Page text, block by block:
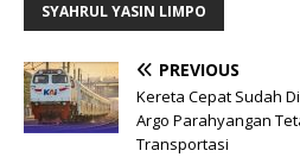
SYAHRUL YASIN LIMPO
PREVIOUS
Kereta Cepat Sudah
Argo Parahyangan
Transportasi